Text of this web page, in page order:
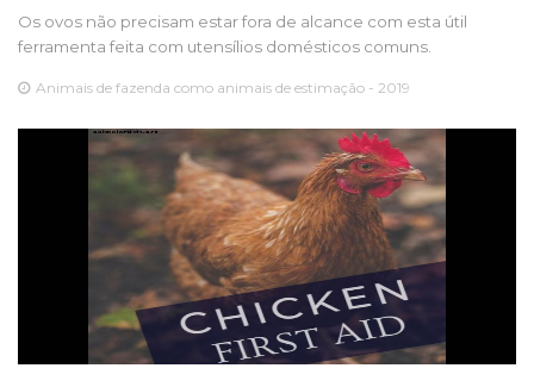
Os ovos não precisam estar fora de alcance com esta útil
ferramenta feita com utensílios domésticos comuns.
Animais de fazenda como animais de estimação - 2019